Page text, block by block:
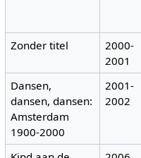
Zonder titel
2000-
2001
Dansen,
dansen, dansen:
Amsterdam
1900-2000
2001-
2002